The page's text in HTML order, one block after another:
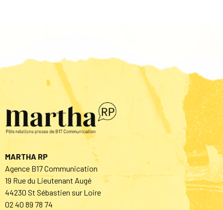
MARTHA RP
Agence B17 Communication
19 Rue du Lieutenant Augé
44230 St Sébastien sur Loire
02 40 89 78 74